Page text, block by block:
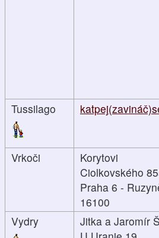
Tussilago
Vrkoči
Korytovi
Ciolkovského
Praha 6 -
16100
Vydry
Jitka a Jaromír